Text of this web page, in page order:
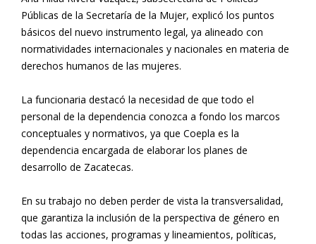
Públicas de la Secretaría de la Mujer, explicó los puntos
básicos del nuevo instrumento legal, ya alineado con
normatividades internacionales y nacionales en materia de
derechos humanos de las mujeres.
La funcionaria destacó la necesidad de que todo el
personal de la dependencia conozca a fondo los marcos
conceptuales y normativos, ya que Coepla es la
dependencia encargada de elaborar los planes de
desarrollo de Zacatecas.
En su trabajo no deben perder de vista la transversalidad,
que garantiza la inclusión de la perspectiva de género en
todas las acciones, programas y lineamientos, políticas,